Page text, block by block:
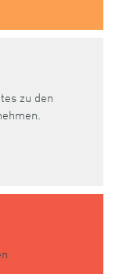
zu den